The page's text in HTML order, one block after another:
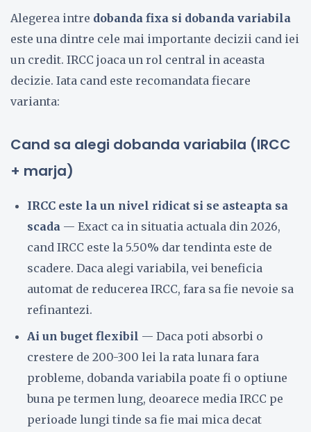
Alegerea intre dobanda fixa si dobanda variabila
este una dintre cele mai importante decizii cand iei
un credit. IRCC joaca un rol central in aceasta
decizie. Iata cand este recomandata fiecare
varianta:
Cand sa alegi dobanda variabila (IRCC
+ marja)
IRCC este la un nivel ridicat si se asteapta sa
scada — Exact ca in situatia actuala din 2026,
cand IRCC este la 5.50% dar tendinta este de
scadere. Daca alegi variabila, vei beneficia
automat de reducerea IRCC, fara sa fie nevoie sa
refinantezi.
Ai un buget flexibil — Daca poti absorbi o
crestere de 200-300 lei la rata lunara fara
probleme, dobanda variabila poate fi o optiune
buna pe termen lung, deoarece media IRCC pe
perioade lungi tinde sa fie mai mica decat